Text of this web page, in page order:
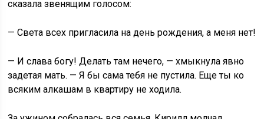
сказала звенящим голосом:
— Света всех пригласила на день рождения, а меня нет!
— И слава богу! Делать там нечего, — хмыкнула явно
задетая мать. — Я бы сама тебя не пустила. Еще ты ко
всяким алкашам в квартиру не ходила.